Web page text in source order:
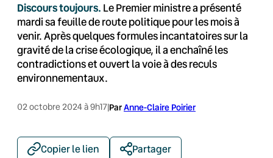
Discours toujours. Le Premier ministre a présenté
mardi sa feuille de route politique pour les mois à
venir. Après quelques formules incantatoires sur la
gravité de la crise écologique, il a enchaîné les
contradictions et ouvert la voie à des reculs
environnementaux.
02 octobre 2024 à 9h17|ParAnne-Claire Poirier
Copier le lien Partager